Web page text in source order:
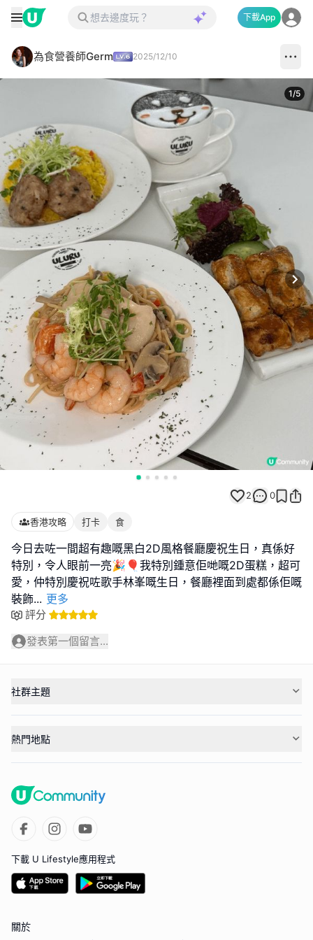
下載App
為食營養師Germ 2025/12/10
1/5
2 0
香港攻略 打卡 食
今日去咗一間超有趣嘅黑白2D風格餐廳慶祝生日，真係好
特別，令人眼前一亮🎉🎈我特別鍾意佢哋嘅2D蛋糕，超可
愛，仲特別慶祝咗歌手林峯嘅生日，餐廳裡面到處都係佢嘅
裝飾... 更多
評分
發表第一個留言...
社群主題
熱門地點
下載 U Lifestyle應用程式
關於